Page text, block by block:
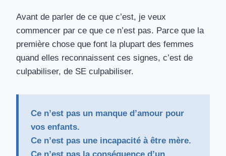
Avant de parler de ce que c’est, je veux
commencer par ce que ce n’est pas. Parce que la
première chose que font la plupart des femmes
quand elles reconnaissent ces signes, c’est de
culpabiliser, de SE culpabiliser.
Ce n’est pas un manque d’amour pour
vos enfants.
Ce n’est pas une incapacité à être mère.